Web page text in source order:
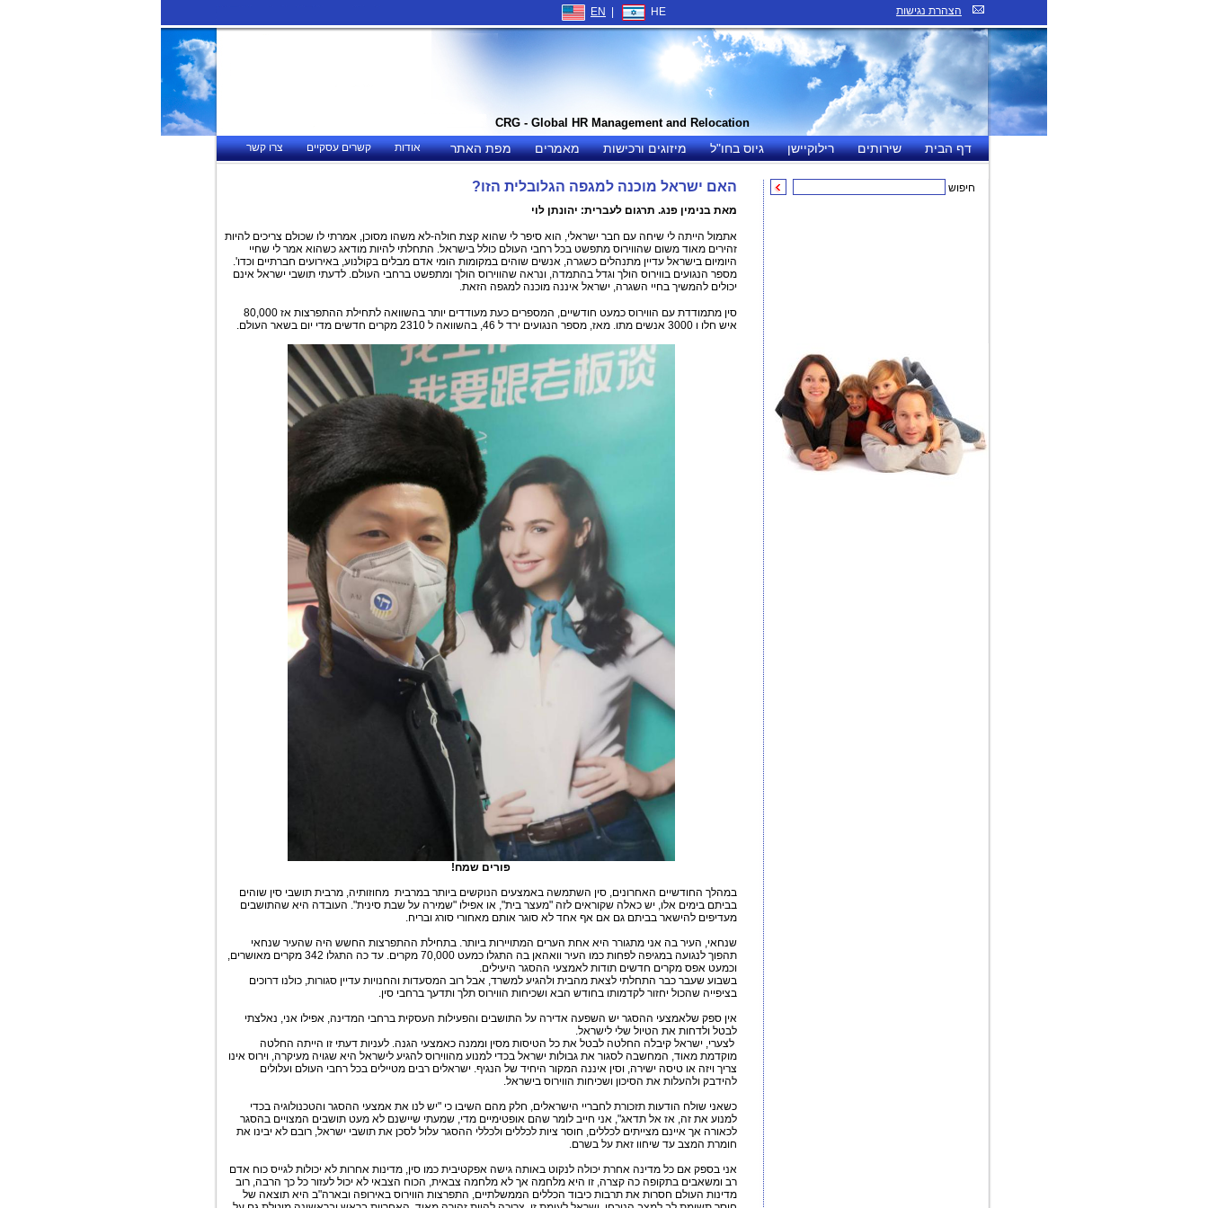
הצהרת נגישות EN HE
CRG - Global HR Management and Relocation
דף הבית שירותים רילוקיישן גיוס בחו"ל מיזוגים ורכישות מאמרים מפת האתר אודות קשרים עסקיים צרו קשר
חיפוש האם ישראל מוכנה למגפה הגלובלית הזו?
מאת בנימין פנג. תרגום לעברית: יהונתן לוי
אתמול הייתה לי שיחה עם חבר ישראלי, הוא סיפר לי שהוא קצת חולה-לא משהו מסוכן, אמרתי לו שכולם צריכים להיות
זהירים מאוד משום שהווירוס מתפשט בכל רחבי העולם כולל בישראל. התחלתי להיות מודאג כשהוא אמר לי שחיי
היומיום בישראל עדיין מתנהלים כשגרה, אנשים שוהים במקומות הומי אדם מבלים בקולנוע, באירועים חברתיים וכדו'.
מספר הנגועים בווירוס הולך וגדל בהתמדה, ונראה שהווירוס הולך ומתפשט ברחבי העולם. לדעתי תושבי ישראל אינם
יכולים להמשיך בחיי השגרה, ישראל איננה מוכנה למגפה הזאת.
סין מתמודדת עם הווירוס כמעט חודשיים, המספרים כעת מעודדים יותר בהשוואה לתחילת ההתפרצות אז 80,000
איש חלו ו 3000 אנשים מתו. מאז, מספר הנגועים ירד ל 46, בהשוואה ל 2310 מקרים חדשים מדי יום בשאר העולם.
פורים שמח!
במהלך החודשיים האחרונים, סין השתמשה באמצעים הנוקשים ביותר במרבית מחוזותיה, מרבית תושבי סין שוהים
בביתם בימים אלו, יש כאלה שקוראים לזה "מעצר בית", או אפילו "שמירה על שבת סינית". העובדה היא שהתושבים
מעדיפים להישאר בביתם גם אם אף אחד לא סוגר אותם מאחורי סורג ובריח.
שנחאי, העיר בה אני מתגורר היא אחת הערים המתויירות ביותר. בתחילת ההתפרצות החשש היה שהעיר שנחאי
תהפוך לנגועה במגיפה לפחות כמו העיר וואהאן בה התגלו כמעט 70,000 מקרים. עד כה התגלו 342 מקרים מאושרים,
וכמעט אפס מקרים חדשים תודות לאמצעי ההסגר היעילים.
בשבוע שעבר כבר התחלתי לצאת מהבית ולהגיע למשרד, אבל רוב המסעדות והחנויות עדיין סגורות, כולנו דרוכים
בציפייה שהכול יחזור לקדמותו בחודש הבא ושכיחות הווירוס תלך ותדעך ברחבי סין.
אין ספק שלאמצעי ההסגר יש השפעה אדירה על התושבים והפעילות העסקית ברחבי המדינה, אפילו אני, נאלצתי
לבטל ולדחות את הטיול שלי לישראל.
לצערי, ישראל קיבלה החלטה לבטל את כל הטיסות מסין וממנה כאמצעי הגנה. לעניות דעתי זו הייתה החלטה
מוקדמת מאוד, המחשבה לסגור את גבולות ישראל בכדי למנוע מהווירוס להגיע לישראל היא שגויה מעיקרה, וירוס אינו
צריך ויזה או טיסה ישירה, וסין איננה המקור היחיד של הנגיף. ישראלים רבים מטיילים בכל רחבי העולם ועלולים
להידבק ולהעלות את הסיכון ושכיחות הווירוס בישראל.
כשאני שולח הודעות תזכורת לחבריי הישראלים, חלק מהם השיבו כי "יש לנו את אמצעי ההסגר והטכנולוגיה בכדי
למנוע את זה, אז אל תדאג", אני חייב לומר שהם אופטימיים מדי, שמעתי שיישנם לא מעט תושבים המצויים בהסגר
לכאורה אך איינם מצייתים לכללים, חוסר ציות לכללים ולכללי ההסגר עלול לסכן את תושבי ישראל, רובם לא יבינו את
חומרת המצב עד שיחוו זאת על בשרם.
אני בספק אם כל מדינה אחרת יכולה לנקוט באותה גישה אפקטיבית כמו סין, מדינות אחרות לא יכולות לגייס כוח אדם
רב ומשאבים בתקופה כה קצרה, זו היא מלחמה אך לא מלחמה צבאית, הכוח הצבאי לא יכול לעזור כל כך הרבה, רוב
מדינות העולם חסרות את תרבות כיבוד הכללים הממשלתיים, התפרצות הווירוס באירופה ובארה"ב היא תוצאה של